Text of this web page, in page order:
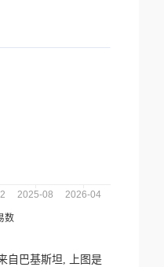
自巴基斯坦,
上图是